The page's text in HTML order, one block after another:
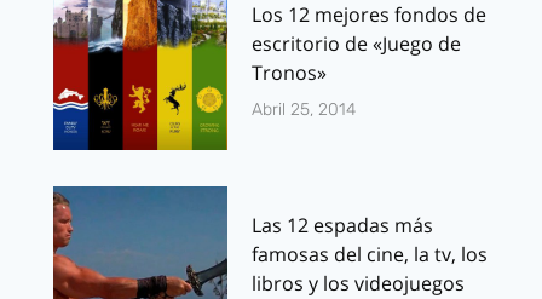
Los 12 mejores fondos de
escritorio de «Juego de
Tronos»
Abril 25, 2014
Las 12 espadas más
famosas del cine, la tv, los
libros y los videojuegos